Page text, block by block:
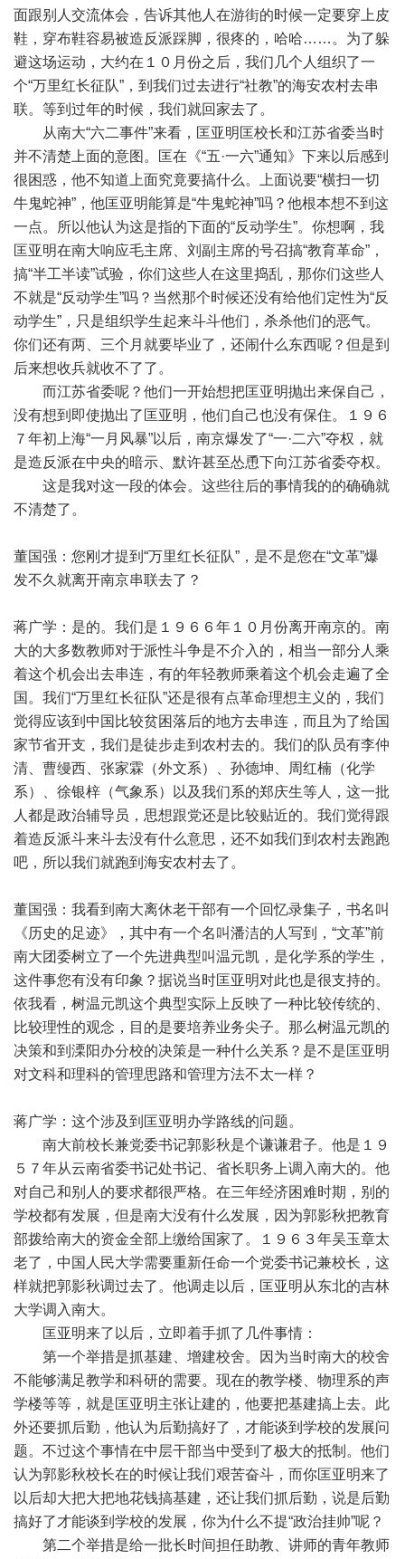
面跟别人交流体会，告诉其他人在游街的时候一定要穿上皮
鞋，穿布鞋容易被造反派踩脚，很疼的，哈哈……。为了躲
避这场运动，大约在１０月份之后，我们几个人组织了一
个“万里红长征队”，到我们过去进行“社教”的海安农村去串
联。等到过年的时候，我们就回家去了。
从南大“六二事件”来看，匡亚明匡校长和江苏省委当时
并不清楚上面的意图。匡在《“五·一六”通知》下来以后感到
很困惑，他不知道上面究竟要搞什么。上面说要“横扫一切
牛鬼蛇神”，他匡亚明能算是“牛鬼蛇神”吗？他根本想不到这
一点。所以他认为这是指的下面的“反动学生”。你想啊，我
匡亚明在南大响应毛主席、刘副主席的号召搞“教育革命”，
搞“半工半读”试验，你们这些人在这里捣乱，那你们这些人
不就是“反动学生”吗？当然那个时候还没有给他们定性为“反
动学生”，只是组织学生起来斗斗他们，杀杀他们的恶气。
你们还有两、三个月就要毕业了，还闹什么东西呢？但是到
后来想收兵就收不了了。
而江苏省委呢？他们一开始想把匡亚明抛出来保自己，
没有想到即使抛出了匡亚明，他们自己也没有保住。１９６
７年初上海“一月风暴”以后，南京爆发了“一·二六”夺权，就
是造反派在中央的暗示、默许甚至怂恿下向江苏省委夺权。
这是我对这一段的体会。这些往后的事情我的的确确就
不清楚了。
董国强：您刚才提到“万里红长征队”，是不是您在“文革”爆
发不久就离开南京串联去了？
蒋广学：是的。我们是１９６６年１０月份离开南京的。南
大的大多数教师对于派性斗争是不介入的，相当一部分人乘
着这个机会出去串连，有的年轻教师乘着这个机会走遍了全
国。我们“万里红长征队”还是很有点革命理想主义的，我们
觉得应该到中国比较贫困落后的地方去串连，而且为了给国
家节省开支，我们是徒步走到农村去的。我们的队员有李仲
清、曹缦西、张家霖（外文系）、孙德坤、周红楠（化学
系）、徐银梓（气象系）以及我们系的郑庆生等人，这一批
人都是政治辅导员，思想跟党还是比较贴近的。我们觉得跟
着造反派斗来斗去没有什么意思，还不如我们到农村去跑跑
吧，所以我们就跑到海安农村去了。
董国强：我看到南大离休老干部有一个回忆录集子，书名叫
《历史的足迹》，其中有一个名叫潘洁的人写到，“文革”前
南大团委树立了一个先进典型叫温元凯，是化学系的学生，
这件事您有没有印象？据说当时匡亚明对此也是很支持的。
依我看，树温元凯这个典型实际上反映了一种比较传统的、
比较理性的观念，目的是要培养业务尖子。那么树温元凯的
决策和到溧阳办分校的决策是一种什么关系？是不是匡亚明
对文科和理科的管理思路和管理方法不太一样？
蒋广学：这个涉及到匡亚明办学路线的问题。
南大前校长兼党委书记郭影秋是个谦谦君子。他是１９
５７年从云南省委书记处书记、省长职务上调入南大的。他
对自己和别人的要求都很严格。在三年经济困难时期，别的
学校都有发展，但是南大没有什么发展，因为郭影秋把教育
部拨给南大的资金全部上缴给国家了。１９６３年吴玉章太
老了，中国人民大学需要重新任命一个党委书记兼校长，这
样就把郭影秋调过去了。他调走以后，匡亚明从东北的吉林
大学调入南大。
匡亚明来了以后，立即着手抓了几件事情：
第一个举措是抓基建、增建校舍。因为当时南大的校舍
不能够满足教学和科研的需要。现在的教学楼、物理系的声
学楼等等，就是匡亚明主张让建的，他要把基建搞上去。此
外还要抓后勤，他认为后勤搞好了，才能谈到学校的发展问
题。不过这个事情在中层干部当中受到了极大的抵制。他们
认为郭影秋校长在的时候让我们艰苦奋斗，而你匡亚明来了
以后却大把大把地花钱搞基建，还让我们抓后勤，说是后勤
搞好了才能谈到学校的发展，你为什么不提“政治挂帅”呢？
第二个举措是给一批长时间担任助教、讲师的青年教师